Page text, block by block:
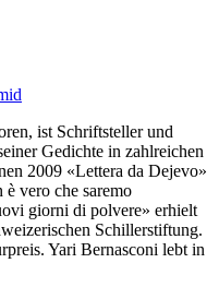
ist Schriftsteller und
Gedichte in zahlrei­chen
2009 «Lettera da Dejevo»
vero che saremo
giorni di polvere» erhielt
Schil­lerstiftung.
Yari Bernasconi lebt in